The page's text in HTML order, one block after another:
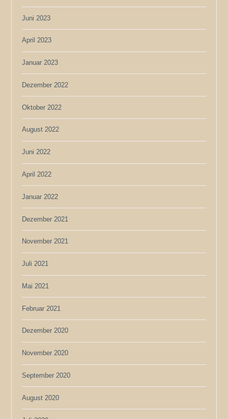
Juni 2023
April 2023
Januar 2023
Dezember 2022
Oktober 2022
August 2022
Juni 2022
April 2022
Januar 2022
Dezember 2021
November 2021
Juli 2021
Mai 2021
Februar 2021
Dezember 2020
November 2020
September 2020
August 2020